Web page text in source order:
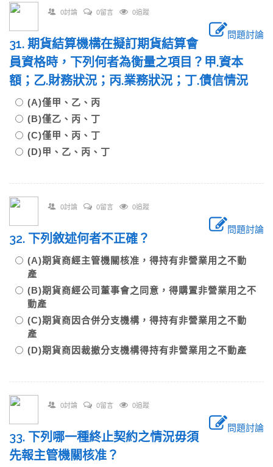
0討論 0留言 0追蹤
問題討論
31. 期貨結算機構在擬訂期貨結算會
員資格時，下列何者為衡量之項目？甲.資本
額；乙.財務狀況；丙.業務狀況；丁.債信情況
(A)僅甲、乙、丙
(B)僅乙、丙、丁
(C)僅甲、丙、丁
(D)甲、乙、丙、丁
0討論 0留言 0追蹤
問題討論
32. 下列敘述何者不正確？
(A)期貨商經主管機關核准，得持有非營業用之不動
產
(B)期貨商經公司董事會之同意，得購置非營業用之不
動產
(C)期貨商因合併分支機構，得持有非營業用之不動
產
(D)期貨商因裁撤分支機構得持有非營業用之不動產
0討論 0留言 0追蹤
問題討論
33. 下列哪一種終止契約之情況毋須
先報主管機關核准？